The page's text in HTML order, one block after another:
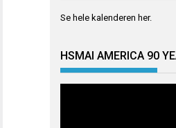
Se hele kalenderen her.
HSMAI AMERICA 90